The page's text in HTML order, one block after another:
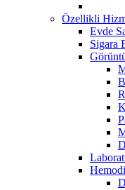
Özellikli
Evde
Sigara